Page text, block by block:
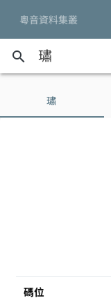
粵音資料集叢
search
璛
碼位